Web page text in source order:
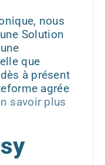
nous
Solution
que
à présent
agrée
savoir plus